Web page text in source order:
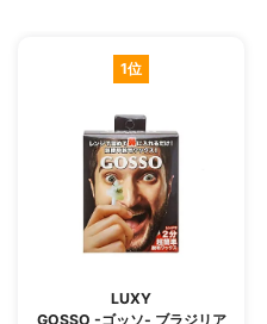
1位
LUXY
GOSSO -ゴッソ- ブラジリア